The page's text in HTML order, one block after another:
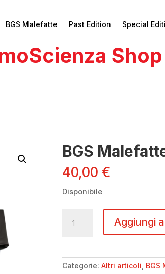
BGS Malefatte Past Edition Special
Shop
BGS
40,00 €
Disponibile
Malefatte
Aggiungi
Categorie: Altri articoli BGS